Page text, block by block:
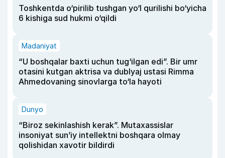
Toshkentda o‘pirilib tushgan yo‘l qurilishi bo‘yicha
6 kishiga sud hukmi o‘qildi
Madaniyat
“U boshqalar baxti uchun tug‘ilgan edi”. Bir umr
otasini kutgan aktrisa va dublyaj ustasi Rimma
Ahmedovaning sinovlarga to‘la hayoti
Dunyo
“Biroz sekinlashish kerak”. Mutaxassislar
insoniyat sun’iy intellektni boshqara olmay
qolishidan xavotir bildirdi